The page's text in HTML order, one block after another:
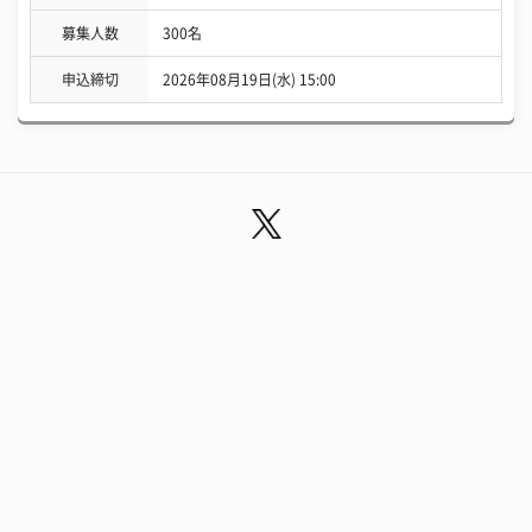
募集人数 300名
申込締切 2026年08月19日(水) 15:00